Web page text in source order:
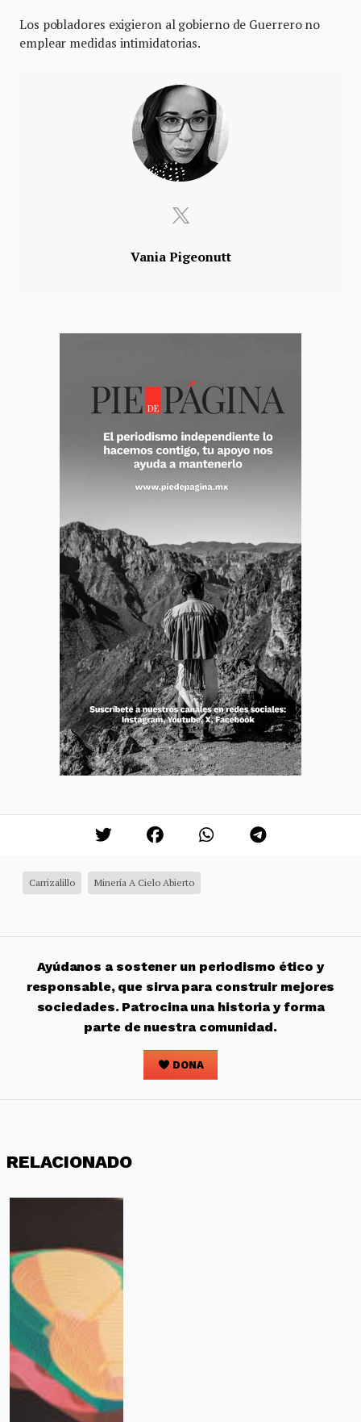
Los pobladores exigieron al gobierno de Guerrero no
emplear medidas intimidatorias.
Vania Pigeonutt
Carrizalillo Minería A Cielo Abierto
Ayúdanos a sostener un periodismo ético y
responsable, que sirva para construir mejores
sociedades. Patrocina una historia y forma
parte de nuestra comunidad.
DONA
RELACIONADO